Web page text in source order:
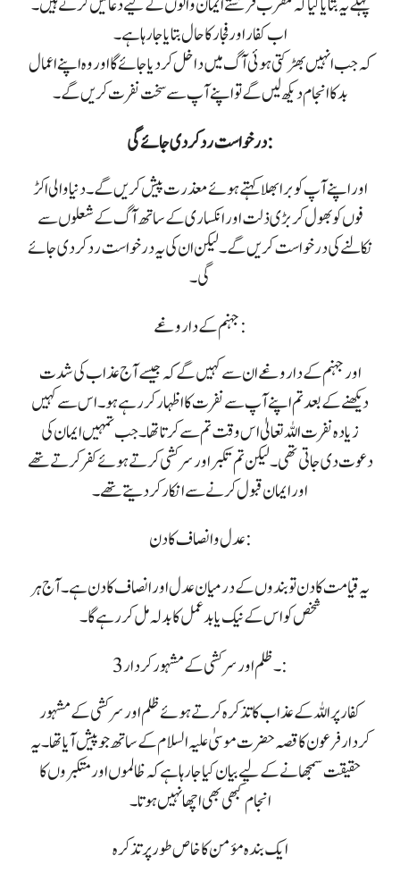
اب کفار اور فجار کا حال بتایا جا رہا ہے۔
کہ جب انہیں بھڑکتی ہوئی آگ میں داخل کر دیا جائے گا اور وہ اپنے اعمال
بد کا انجام دیکھ لیں گے تو اپنے آپ سے سخت نفرت کریں گے۔
درخواست رد کر دی جائے گی:
اور اپنے آپ کو برا بھلا کہتے ہوئے معذرت پیش کریں گے۔ دنیا والی اکڑ
فوں کو بھول کر بڑی ذلت اور انکساری کے ساتھ آگ کے شعلوں سے
نکالنے کی درخواست کریں گے۔ لیکن ان کی یہ درخواست رد کر دی جائے
گی۔
جہنم کے داروغے:
اور جہنم کے داروغے ان سے کہیں گے کہ جیسے آج عذاب کی شدت
دیکھنے کے بعد تم اپنے آپ سے نفرت کا اظہار کر رہے ہو۔ اس سے کہیں
زیادہ نفرت اللہ تعالیٰ اس وقت تم سے کرتا تھا۔ جب تمہیں ایمان کی
دعوت دی جاتی تھی۔ لیکن تم تکبر اور سرکشی کرتے ہوئے کفر کرتے تھے
اور ایمان قبول کرنے سے انکار کر دیتے تھے۔
عدل و انصاف کا دن :
یہ قیامت کا دن تو بندوں کے درمیان عدل اور انصاف کا دن ہے۔ آج ہر
شخص کو اس کے نیک یا بدعمل کا بدلہ مل کر رہے گا۔
3۔ ظلم اور سرکشی کے مشہور کردار:
کفار پر اللہ کے عذاب کا تذکرہ کرتے ہوئے ظلم اور سرکشی کے مشہور
کردار فرعون کا قصہ حضرت موسیٰ علیہ السلام کے ساتھ جو پیش آیا تھا۔ یہ
حقیقت سمجھانے کے لیے بیان کیا جارہا ہے کہ ظالموں اور متکبروں کا
انجام کبھی بھی اچھا نہیں ہوتا۔
ایک بندہ مؤمن کا خاص طور پر تذکرہ